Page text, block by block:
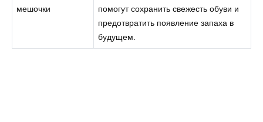
мешочки
помогут сохранить свежесть обуви и
предотвратить появление запаха в
будущем.